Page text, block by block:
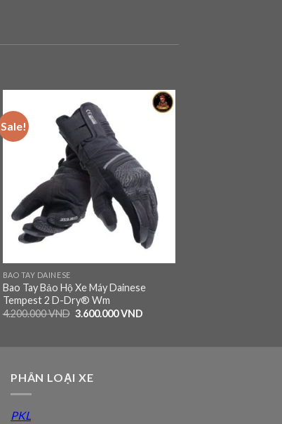
Sale!
BAO TAY DAINESE
Bao Tay Bảo Hộ Xe Máy Dainese
Tempest 2 D-Dry® Wm
4.200.000VND 3.600.000VND
PHÂN LOẠI XE
PKL